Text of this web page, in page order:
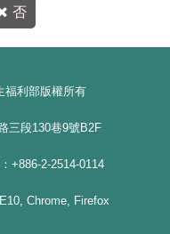
否
利部版權所有
三段130巷9號B2F
+886-2-2514-0114
Chrome, Firefox